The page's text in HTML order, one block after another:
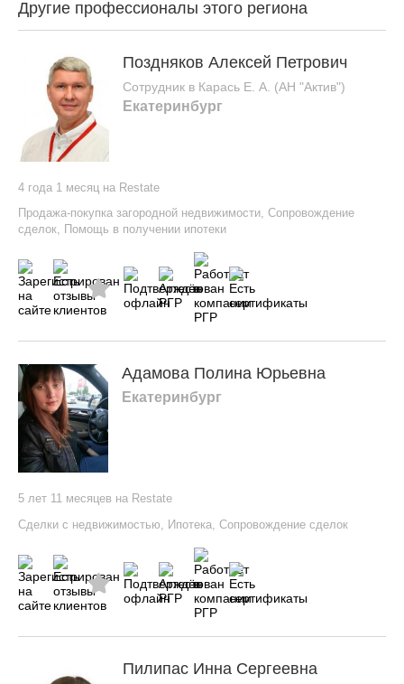
Другие профессионалы этого региона
Поздняков Алексей Петрович
Сотрудник в Карась Е. А. (АН "Актив")
Екатеринбург
4 года 1 месяц на Restate
Продажа-покупка загородной недвижимости, Сопровождение
сделок, Помощь в получении ипотеки
Адамова Полина Юрьевна
Екатеринбург
5 лет 11 месяцев на Restate
Сделки с недвижимостью
Ипотека Сопровождение сделок
Пилипас Инна Сергеевна